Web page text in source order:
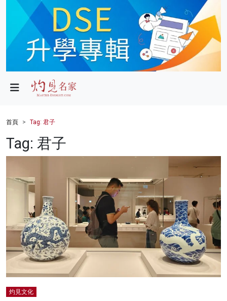
政局
財經
健康
商業
影片
名家榜
灼見活動
首頁 Tag: 君子
Tag: 君子
灼見文化